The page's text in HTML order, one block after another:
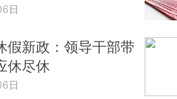
日
假新政：领导干部带
休尽休
日